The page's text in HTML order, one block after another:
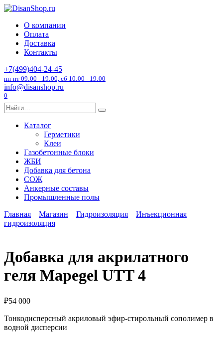
Перейти
содержанию
О компании
Оплата
Доставка
Контакты
+7(499)404-24-45
пн-пт 09:00 - 19:00, сб 10:00 - 19:00
info@disanshop.ru
0
Search
for:
Каталог
Герметики
Клеи
Газобетонные блоки
ЖБИ
Добавка для бетона
СОЖ
Анкерные составы
Промышленные полы
Главная
Магазин Гидроизоляция
Инъекционная
гидроизоляция
Добавка для акрилатного
геля Mapegel UTT 4
₽54 000
Тонкодисперсный акриловый эфир-стирольный сополимер в
водной дисперсии